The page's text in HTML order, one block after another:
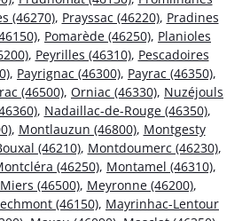
(46270), Prayssac (46220), Pradines
, Pomarède (46250), Planioles
, Peyrilles (46310), Pescadoires
, Payrignac (46300), Payrac (46350),
(46500), Orniac (46330), Nuzéjouls
, Nadaillac-de-Rouge (46350),
, Montlauzun (46800), Montgesty
(46210), Montdoumerc (46230),
(46250), Montamel (46310),
Miers (46500), Meyronne (46200),
(46150), Mayrinhac-Lentour